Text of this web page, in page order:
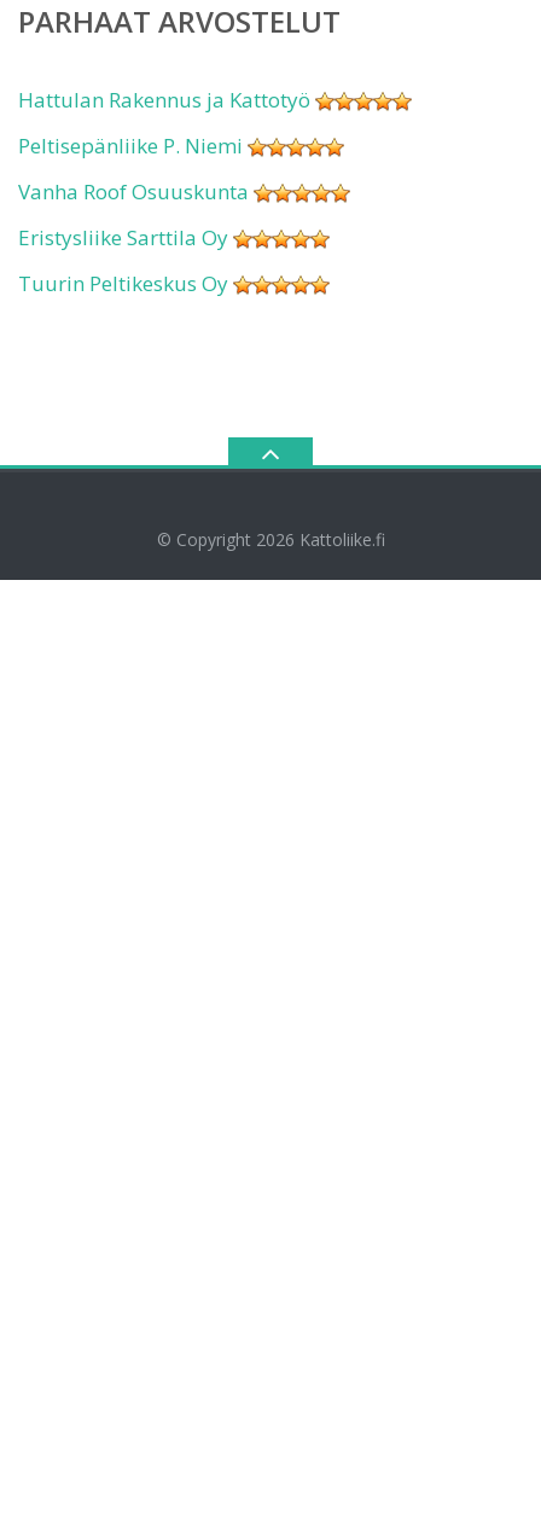
PARHAAT ARVOSTELUT
Hattulan Rakennus ja Kattotyö
Peltisepänliike P. Niemi
Vanha Roof Osuuskunta
Eristysliike Sarttila Oy
Tuurin Peltikeskus Oy
© Copyright 2026 Kattoliike.fi